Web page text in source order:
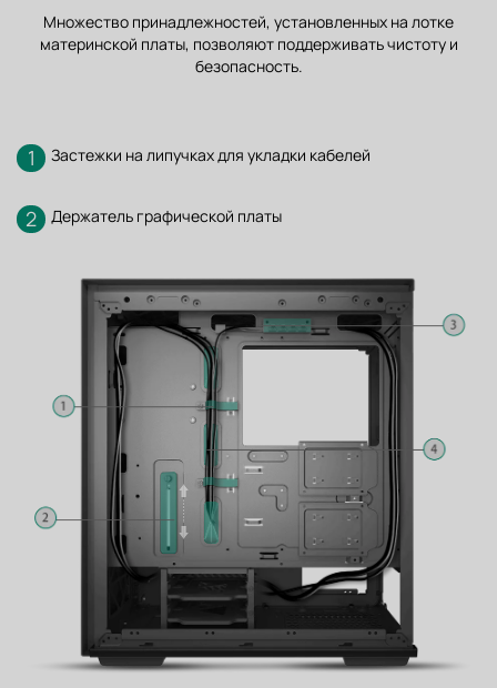
Множество принадлежностей, установленных на лотке
материнской платы, позволяют поддерживать чистоту и
безопасность.
1 Застежки на липучках для укладки кабелей
2 Держатель графической платы